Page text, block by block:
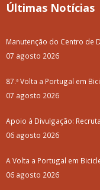
Últimas Notícias
Manutenção do Centro de
07 agosto 2026
87.ª Volta a Portugal em
07 agosto 2026
Apoio à Divulgação:
06 agosto 2026
A Volta a Portugal em
06 agosto 2026